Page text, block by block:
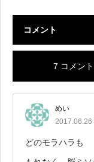
コメント
7 コメント
めい
2017.06.26
どのモラハラも